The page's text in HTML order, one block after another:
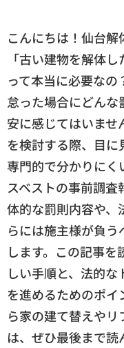
こんにちは！仙台解
「古い建物を解体
って本当に必要な
怠った場合にどん
安に感じてはいませ
を検討する際、目
専門的で分かりにく
スベストの事前調
体的な罰則内容や、
らには施主様が負
します。この記事
しい手順と、法的
を進めるためのポ
ら家の建て替えや
は、ぜひ最後まで読